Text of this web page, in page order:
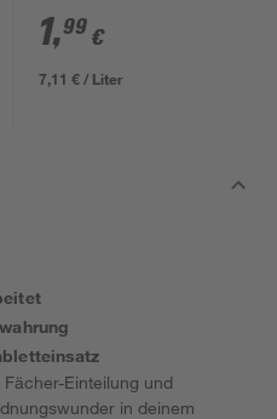
1,99 €
7,11 € / Liter
Einteilung und
in deinem